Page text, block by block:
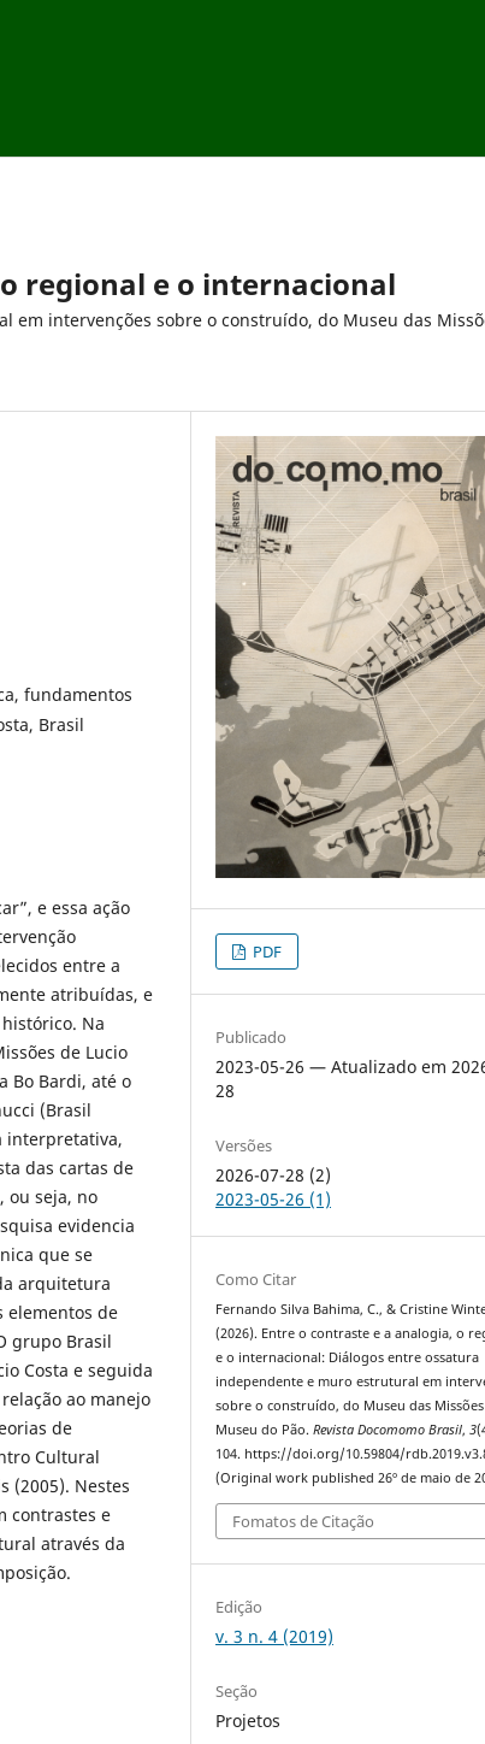
regional e o internacional
intervenções sobre o construído, do Museu das
fundamentos
Brasil
e essa ação
entre a
atribuídas, e
Na
de Lucio
Bo Bardi, até o
(Brasil
interpretativa,
das cartas de
ou seja, no
evidencia
que se
arquitetura
elementos de
grupo Brasil
Costa e seguida
ao manejo
de
Cultural
(2005). Nestes
contrastes e
através da
PDF
Publicado
2023-05-26 — Atualizado em
28
Versões
2026-07-28 (2)
2023-05-26 (1)
Como Citar
Fernando Silva Bahima, C., & Cristine
(2026). Entre o contraste e a analogia, o
e o internacional: Diálogos entre ossatura
independente e muro estrutural em
sobre o construído, do Museu das Missões
Museu do Pão.Revista Docomomo Brasil,3
104. https://doi.org/10.59804/
(Original work published 26º de maio de
Fomatos de Citação
Edição
v. 3 n. 4 (2019)
Seção
Projetos